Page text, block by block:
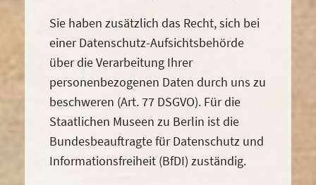
Sie haben zusätzlich das Recht, sich bei
einer Datenschutz-Aufsichtsbehörde
über die Verarbeitung Ihrer
personenbezogenen Daten durch uns zu
beschweren (Art. 77 DSGVO). Für die
Staatlichen Museen zu Berlin ist die
Bundesbeauftragte für Datenschutz und
Informationsfreiheit (BfDI) zuständig.